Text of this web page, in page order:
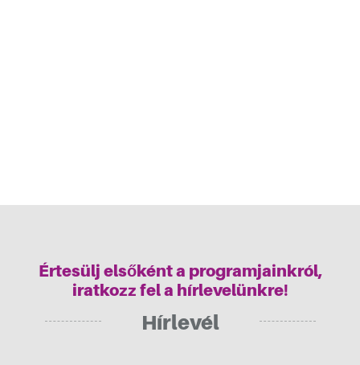
Értesülj elsőként a programjainkról,
iratkozz fel a hírlevelünkre!
Hírlevél